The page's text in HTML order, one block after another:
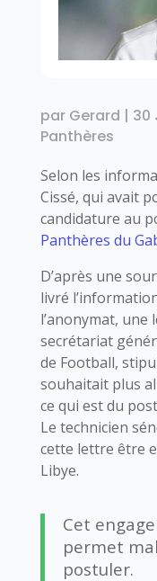
par Gerard | 30
Panthères
Selon les
Cissé, qui avait
candidature au
Panthères du
D’après une
livré
l’anonymat, une
secrétariat
de Football,
souhaitait plus
ce qui est du
Le technicien
cette lettre être
Libye.
Cet
permet
postuler.